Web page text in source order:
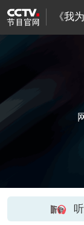
《我